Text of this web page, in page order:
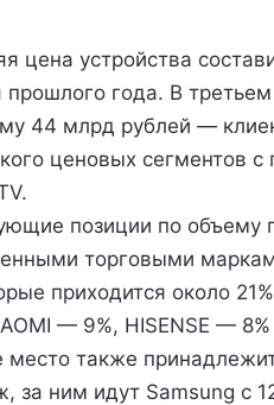
цена устройства
прошлого года. В
44 млрд рублей —
ценовых сегментов
позиции по объему
торговыми
приходится около
— 9%, HISENSE —
место также
за ним идут Samsung с